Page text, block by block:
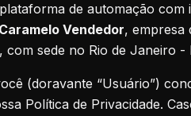
de automação com
Caramelo Vendedor, empresa
sede no Rio de Janeiro -
(doravante “Usuário”)
Política de Privacidade.